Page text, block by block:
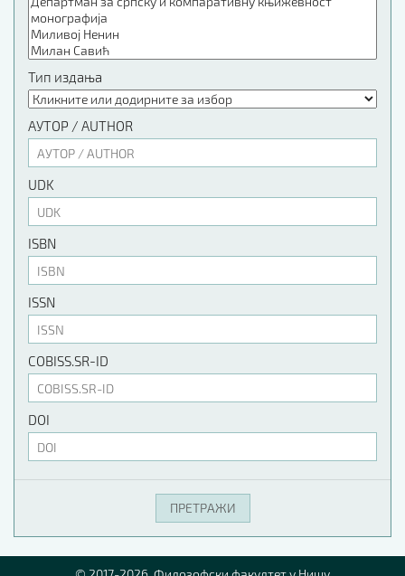
Тип издања
АУТОР / AUTHOR
UDK
ISBN
ISSN
COBISS.SR-ID
DOI